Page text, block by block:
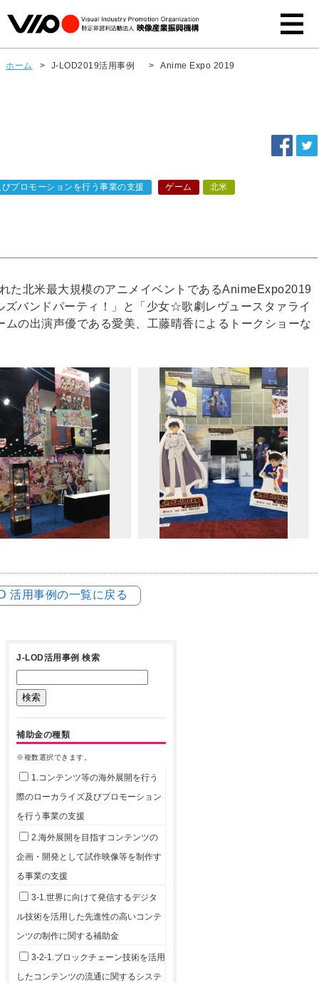
ホーム > J-LOD2019活用事例 > Anime Expo 2019
プロモーションを行う事業の支援 ゲーム 北米
た北米最大規模のアニメイベントであるAnimeExpo2019
バンドパーティ！」と「少女☆歌劇レヴュースタァライ
の出演声優である愛美、工藤晴香によるトークショーな
活用事例の一覧に戻る
J-LOD活用事例 検索
補助金の種類
※複数選択できます。
1.コンテンツ等の海外展開を行う
際のローカライズ及びプロモーション
を行う事業の支援
2.海外展開を目指すコンテンツの
企画・開発として試作映像等を制作す
る事業の支援
3-1.世界に向けて発信するデジタ
ル技術を活用した先進性の高いコンテ
ンツの制作に関する補助金
3-2-1.ブロックチェーン技術を活用
したコンテンツの流通に関するシステ